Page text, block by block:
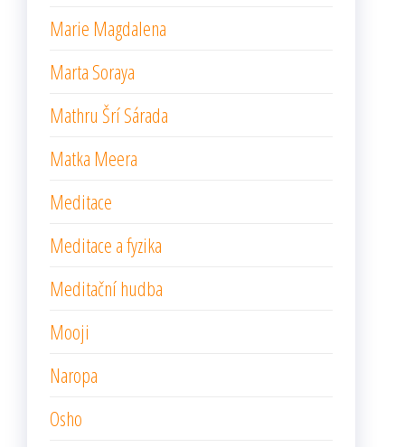
Marie Magdalena
Marta Soraya
Mathru Šrí Sárada
Matka Meera
Meditace
Meditace a fyzika
Meditační hudba
Mooji
Naropa
Osho